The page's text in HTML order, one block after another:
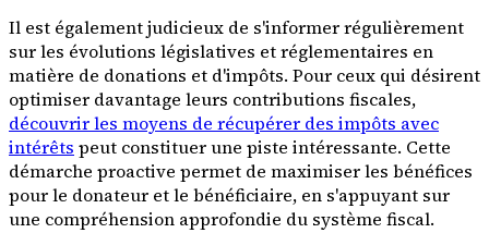
Il est également judicieux de s'informer régulièrement
sur les évolutions législatives et réglementaires en
matière de donations et d'impôts. Pour ceux qui désirent
optimiser davantage leurs contributions fiscales,
découvrir les moyens de récupérer des impôts avec
intérêts peut constituer une piste intéressante. Cette
démarche proactive permet de maximiser les bénéfices
pour le donateur et le bénéficiaire, en s'appuyant sur
une compréhension approfondie du système fiscal.